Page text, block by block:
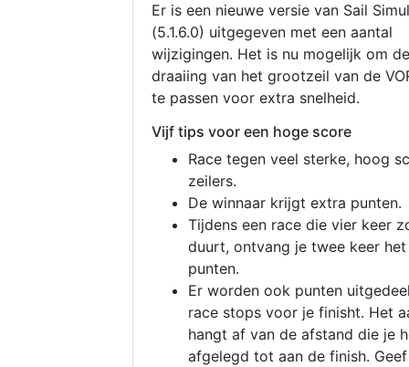
Er is een nieuwe versie van Sail
(5.1.6.0) uitgegeven met een aantal
wijzigingen. Het is nu mogelijk om de
draaiing van het grootzeil van de
te passen voor extra snelheid.
Vijf tips voor een hoge score
Race tegen veel sterke, hoog
zeilers.
De winnaar krijgt extra punten.
Tijdens een race die vier keer
duurt, ontvang je twee keer
punten.
Er worden ook punten
race stops voor je finisht. Het
hangt af van de afstand die je
afgelegd tot aan de finish.